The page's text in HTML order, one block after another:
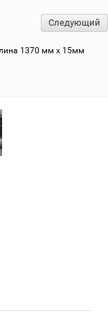
Следующий
1370 мм x 15мм